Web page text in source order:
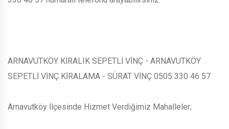
ARNAVUTKÖY KİRALIK SEPETLİ VİNÇ - ARNAVUTKÖY
SEPETLİ VİNÇ KİRALAMA - SÜRAT VİNÇ 0505 330 46 57
Arnavutköy İlçesinde Hizmet Verdiğimiz Mahalleler;